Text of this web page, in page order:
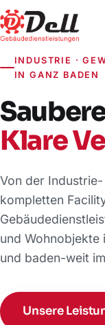
INDUSTRIE ·
IN GANZ BADEN
Klare
Von der Industrie-
kompletten
und Wohnobjekte
und baden-weit
Unsere